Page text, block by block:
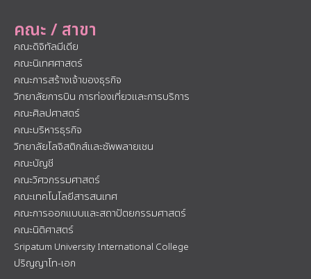
คณะ / สาขา
คณะดิจิทัลมีเดีย
คณะนิเทศศาสตร์
คณะการสร้างเจ้าของธุรกิจ
วิทยาลัยการบิน การท่องเที่ยวและการบริการ
คณะศิลปศาสตร์
คณะบริหารธุรกิจ
วิทยาลัยโลจิสติกส์และซัพพลายเชน
คณะบัญชี
คณะวิศวกรรมศาสตร์
คณะเทคโนโลยีสารสนเทศ
คณะการออกแบบและสถาปัตยกรรมศาสตร์
คณะนิติศาสตร์
Sripatum University International College
ปริญญาโท-เอก